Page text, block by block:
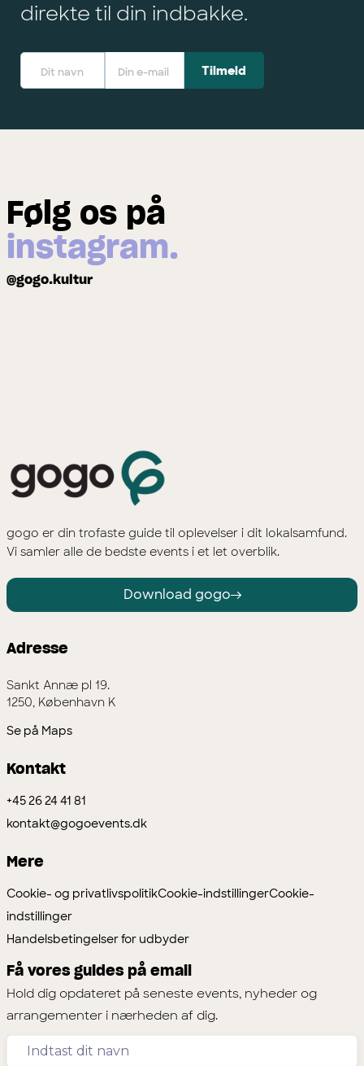
direkte til din indbakke.
Følg os på
instagram.
@gogo.kultur
gogo er din trofaste guide til oplevelser i dit lokalsamfund.
Vi samler alle de bedste events i et let overblik.
Download gogo
Adresse
Sankt Annæ pl 19.
1250, København K
Se på Maps
Kontakt
+45 26 24 41 81
kontakt@gogoevents.dk
Mere
Cookie- og privatlivspolitikCookie-indstillingerCookie-
indstillinger
Handelsbetingelser for udbyder
Få vores guides på email
Hold dig opdateret på seneste events, nyheder og
arrangementer i nærheden af dig.